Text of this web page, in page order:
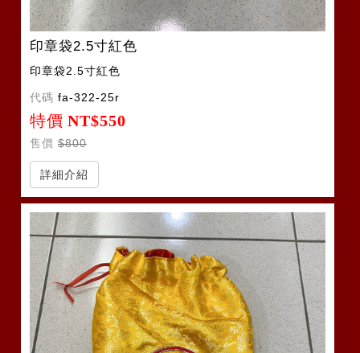
印章袋2.5寸紅色
印章袋2.5寸紅色
代碼 fa-322-25r
特價 NT$550
售價 $800
詳細介紹